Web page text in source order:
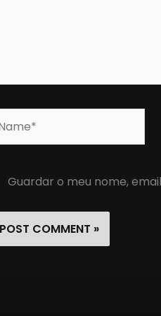
Guardar o meu nome,